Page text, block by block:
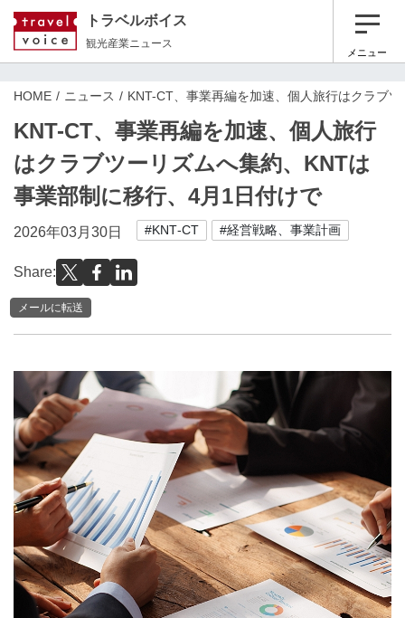
トラベルボイス
観光産業ニュース
メニュー
HOME ニュース KNT-CT、事業再編を加速、個人旅行はクラブ
KNT-CT、事業再編を加速、個人旅行
はクラブツーリズムへ集約、KNTは
事業部制に移行、4月1日付けで
2026年03月30日 #KNT‐CT #経営戦略、事業計画
Share:
メールに転送